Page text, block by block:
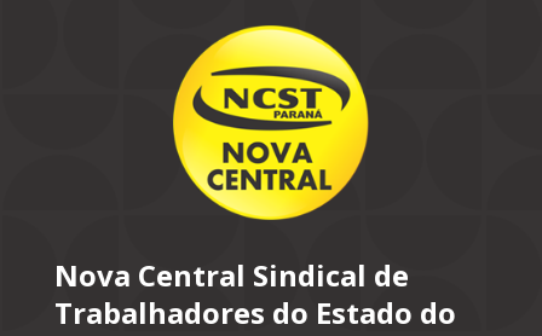
Nova Central Sindical de
Trabalhadores do Estado do